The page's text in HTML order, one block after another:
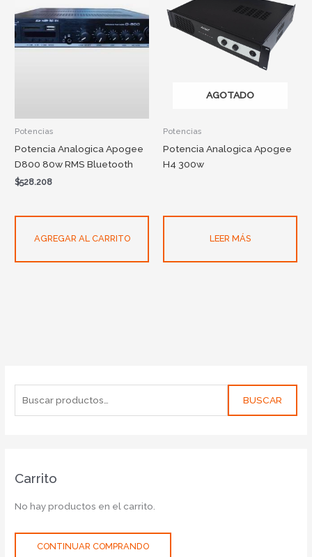
BUSCAR
Carrito
No hay productos en el carrito.
CONTINUAR COMPRANDO
Potencias
Potencia Analogica Apogee
D800 80w RMS Bluetooth
$528.208
AGREGAR AL CARRITO
AGOTADO
Potencias
Potencia Analogica Apogee
H4 300w
LEER MÁS